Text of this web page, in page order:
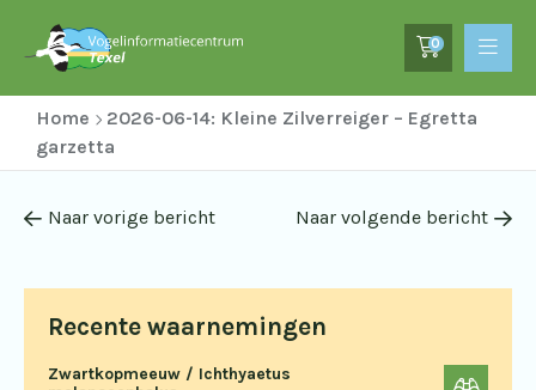
0
Home
2026-06-14: Kleine Zilverreiger – Egretta
garzetta
Recente waarnemingen
Zwartkopmeeuw / Ichthyaetus
Naar vorige bericht Naar volgende bericht